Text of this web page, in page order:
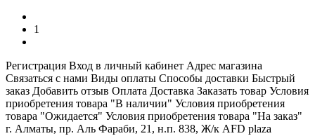
1
Регистрация Вход в личный кабинет Адрес магазина
Связаться с нами Виды оплаты Способы доставки Быстрый
заказ Добавить отзыв Оплата Доставка Заказать товар Условия
приобретения товара "В наличии" Условия приобретения
товара "Ожидается" Условия приобретения товара "На заказ"
г. Алматы, пр. Аль Фараби, 21, н.п. 838, Ж/к AFD plaza